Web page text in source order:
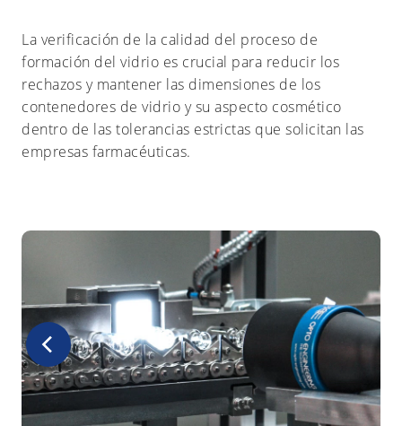
La verificación de la calidad del proceso de
formación del vidrio es crucial para reducir los
rechazos y mantener las dimensiones de los
contenedores de vidrio y su aspecto cosmético
dentro de las tolerancias estrictas que solicitan las
empresas farmacéuticas.